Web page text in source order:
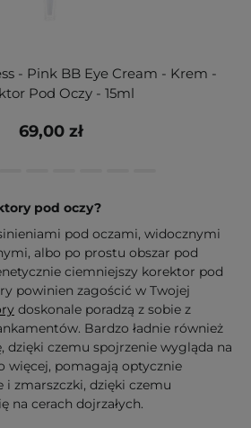
- Pink BB Eye Cream - Krem -
Pod Oczy - 15ml
69,00 zł
pod oczy?
pod oczami, widocznymi
albo po prostu obszar pod
ciemniejszy korektor pod
powinien zagościć w Twojej
doskonale poradzą z sobie z
Bardzo ładnie również
dzięki czemu spojrzenie wygląda na
więcej, pomagają optycznie
i zmarszczki, dzięki czemu
na cerach dojrzałych.